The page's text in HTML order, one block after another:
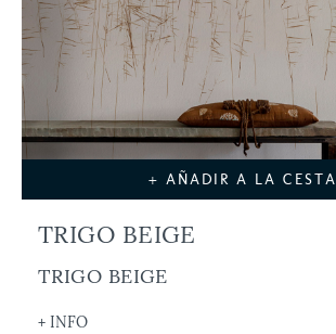
+ AÑADIR A LA CESTA
TRIGO BEIGE
TRIGO BEIGE
+ INFO